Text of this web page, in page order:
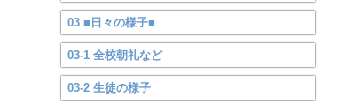
03 ■日々の様子■
03-1 全校朝礼など
03-2 生徒の様子